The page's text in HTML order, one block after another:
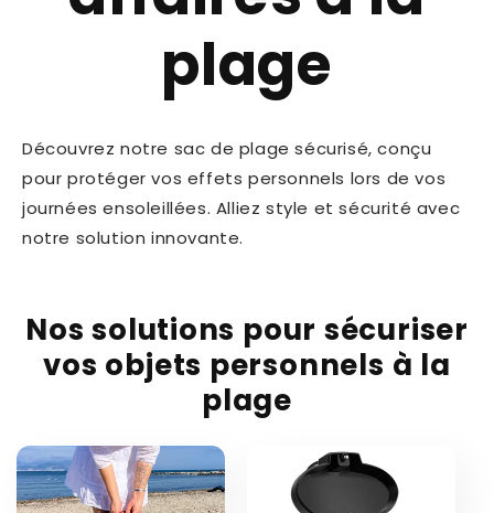
plage
Découvrez notre sac de plage sécurisé, conçu
pour protéger vos effets personnels lors de vos
journées ensoleillées. Alliez style et sécurité avec
notre solution innovante.
Nos solutions pour sécuriser
vos objets personnels à la
plage